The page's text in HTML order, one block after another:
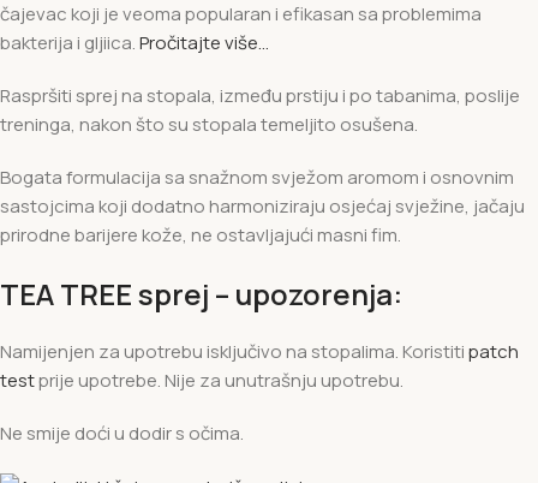
čajevac koji je veoma popularan i efikasan sa problemima
bakterija i gljiica.Pročitajte više…
Raspršiti sprej na stopala, između prstiju i po tabanima, poslije
treninga, nakon što su stopala temeljito osušena.
Bogata formulacija sa snažnom svježom aromom i osnovnim
sastojcima koji dodatno harmoniziraju osjećaj svježine, jačaju
prirodne barijere kože, ne ostavljajući masni fim.
TEA TREE sprej – upozorenja:
Namijenjen za upotrebu isključivo na stopalima. Koristitipatch
testprije upotrebe. Nije za unutrašnju upotrebu.
Ne smije doći u dodir s očima.